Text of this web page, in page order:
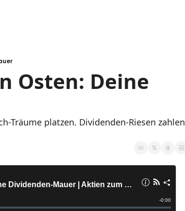
Osten: Deine
Träume platzen. Dividenden-Riesen zahlen